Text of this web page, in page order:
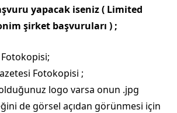
yapacak iseniz ( Limited
şirket başvuruları ) ;
Fotokopisi;
Fotokopisi ;
logo varsa onun .jpg
de görsel açıdan görünmesi için